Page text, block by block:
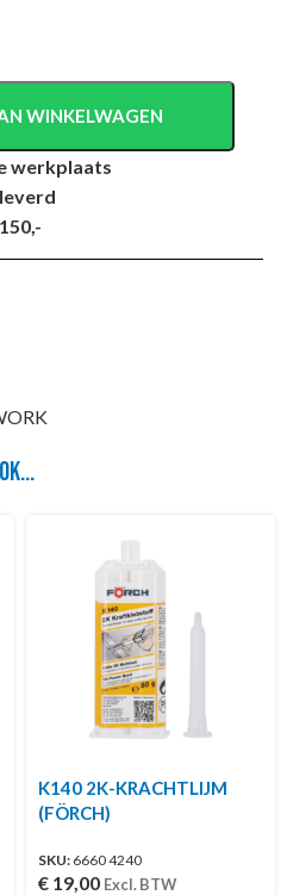
WINKELWAGEN
werkplaats
K140 2K-KRACHTLIJM
(FÖRCH)
SKU: 6660 4240
€ 19,00 Excl. BTW